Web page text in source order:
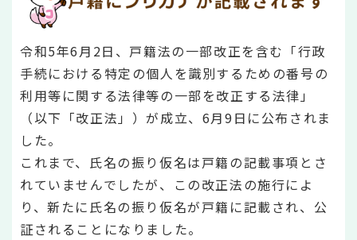
令和5年6月2日、戸籍法の一部改正を含む「行政
手続における特定の個人を識別するための番号の
利用等に関する法律等の一部を改正する法律」
（以下「改正法」）が成立、6月9日に公布されま
した。
これまで、氏名の振り仮名は戸籍の記載事項とさ
れていませんでしたが、この改正法の施行によ
り、新たに氏名の振り仮名が戸籍に記載され、公
証されることになりました。